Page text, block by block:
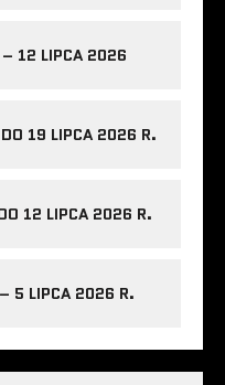
– 12 LIPCA 2026
19 LIPCA 2026 R.
12 LIPCA 2026 R.
5 LIPCA 2026 R.